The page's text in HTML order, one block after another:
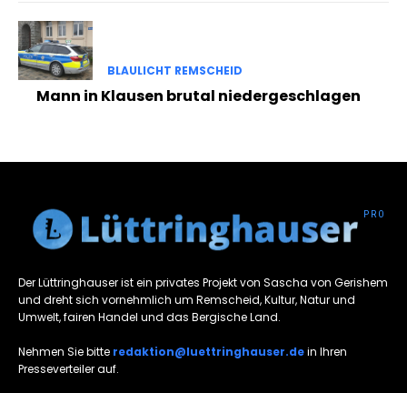
BLAULICHT REMSCHEID
Mann in Klausen brutal niedergeschlagen
Der Lüttringhauser ist ein privates Projekt von Sascha von Gerishem
und dreht sich vornehmlich um Remscheid, Kultur, Natur und
Umwelt, fairen Handel und das Bergische Land.
Nehmen Sie bitte redaktion@luettringhauser.dein Ihren
Presseverteiler auf.